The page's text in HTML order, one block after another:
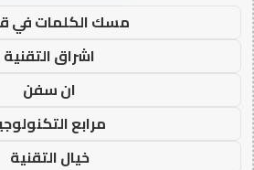
مسك الكلمات في
اشراق التقنية
ان سفن
مرابع
خيال التقنية